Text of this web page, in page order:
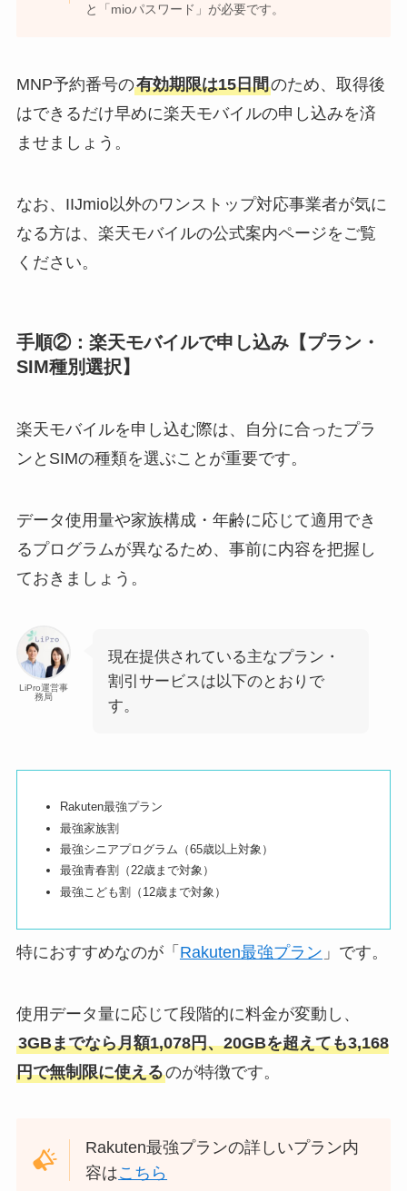
と「mioパスワード」が必要です。
MNP予約番号の有効期限は15日間のため、取得後
はできるだけ早めに楽天モバイルの申し込みを済
ませましょう。
なお、IIJmio以外のワンストップ対応事業者が気に
なる方は、楽天モバイルの公式案内ページをご覧
ください。
手順②：楽天モバイルで申し込み【プラン・
SIM種別選択】
楽天モバイルを申し込む際は、自分に合ったプラ
ンとSIMの種類を選ぶことが重要です。
データ使用量や家族構成・年齢に応じて適用でき
るプログラムが異なるため、事前に内容を把握し
ておきましょう。
LiPro運営事
務局
現在提供されている主なプラン・
割引サービスは以下のとおりで
す。
Rakuten最強プラン
最強家族割
最強シニアプログラム（65歳以上対象）
最強青春割（22歳まで対象）
最強こども割（12歳まで対象）
特におすすめなのが「 Rakuten最強プラン 」です。
使用データ量に応じて段階的に料金が変動し、
3GBまでなら月額1,078円、20GBを超えても3,168
円で無制限に使えるのが特徴です。
Rakuten最強プランの詳しいプラン内
容はこちら